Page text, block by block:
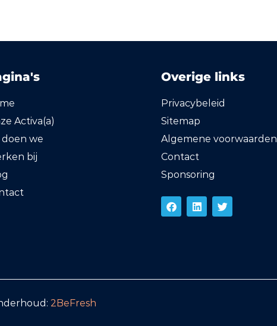
Activa(a)
doen we
bij
Overige links
Privacybeleid
Sitemap
Algemene voorwaarden
Contact
Sponsoring
2BeFresh